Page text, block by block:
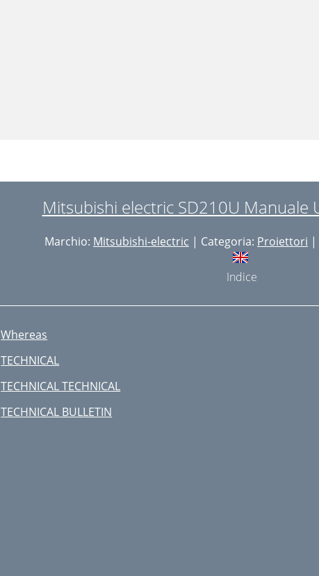
Mitsubishi electric SD210U Manuale
Marchio: Mitsubishi-electric | Categoria: Proiettori |
Indice
Whereas
TECHNICAL
TECHNICAL TECHNICAL
TECHNICAL BULLETIN